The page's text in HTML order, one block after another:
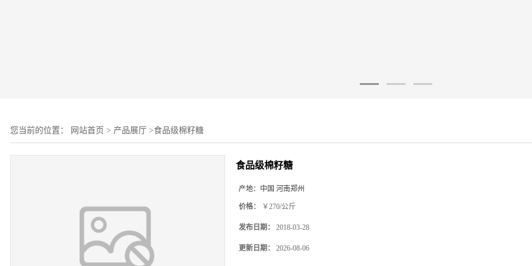
您当前的位置： 网站首页 > 产品展厅 >食品级棉籽糖
食品级棉籽糖
产地： 中国 河南郑州
价格： ￥270/公斤
发布日期： 2018-03-28
更新日期： 2026-08-06